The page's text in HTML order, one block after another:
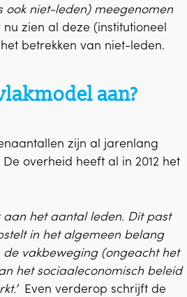
niet-leden) meegenomen
zien al deze (institutioneel
betrekken van niet-leden.
aan?
zijn al jarenlang
overheid heeft al in 2012 het
het aantal leden. Dit past
in het algemeen belang
vakbeweging (ongeacht het
het sociaaleconomisch beleid
Even verderop schrijft de